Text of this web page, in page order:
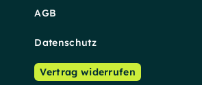
AGB
Datenschutz
Vertrag widerrufen